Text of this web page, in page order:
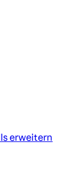
erweitern